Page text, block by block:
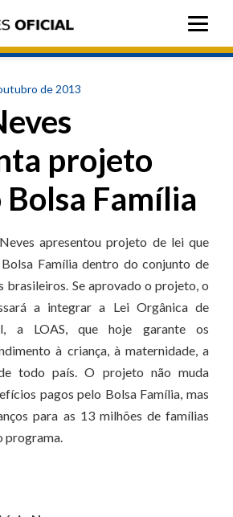
de 2013
projeto
Família
apresentou projeto de lei que
Família dentro do conjunto de
brasileiros. Se aprovado o projeto, o
a integrar a Lei Orgânica de
a LOAS, que hoje garante os
à criança, à maternidade, a
todo país. O projeto não muda
pagos pelo Bolsa Família, mas
para as 13 milhões de famílias
programa.